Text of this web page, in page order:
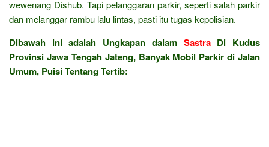
wewenang Dishub. Tapi pelanggaran parkir, seperti salah parkir
dan melanggar rambu lalu lintas, pasti itu tugas kepolisian.
Dibawah ini adalah Ungkapan dalam SastraDi Kudus
Provinsi Jawa Tengah Jateng, Banyak Mobil Parkir di Jalan
Umum, Puisi Tentang Tertib: